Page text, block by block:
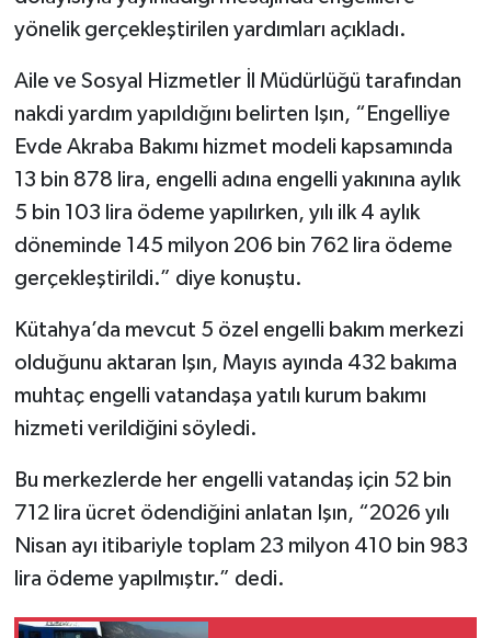
yönelik gerçekleştirilen yardımları açıkladı.
Aile ve Sosyal Hizmetler İl Müdürlüğü tarafından
nakdi yardım yapıldığını belirten Işın, “Engelliye
Evde Akraba Bakımı hizmet modeli kapsamında
13 bin 878 lira, engelli adına engelli yakınına aylık
5 bin 103 lira ödeme yapılırken, yılı ilk 4 aylık
döneminde 145 milyon 206 bin 762 lira ödeme
gerçekleştirildi.” diye konuştu.
Kütahya’da mevcut 5 özel engelli bakım merkezi
olduğunu aktaran Işın, Mayıs ayında 432 bakıma
muhtaç engelli vatandaşa yatılı kurum bakımı
hizmeti verildiğini söyledi.
Bu merkezlerde her engelli vatandaş için 52 bin
712 lira ücret ödendiğini anlatan Işın, “2026 yılı
Nisan ayı itibariyle toplam 23 milyon 410 bin 983
lira ödeme yapılmıştır.” dedi.
Köşe Yazıları
Kütahya
Magazin
Otomobil
Rüya Tabirleri